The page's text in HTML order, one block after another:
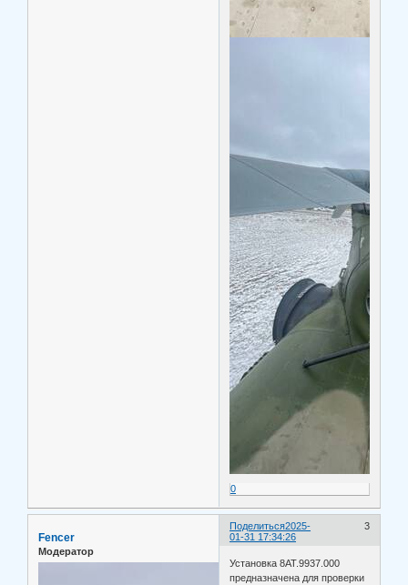
0
Поделиться 3
2025-
01-31 17:34:26
Fencer
Модератор
Установка 8АТ.9937.000
предназначена для проверки